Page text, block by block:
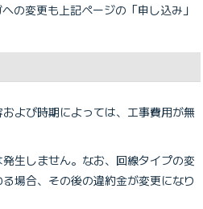
の変更も上記ページの「申し込み」
よび時期によっては、工事費用が無
生しません。なお、回線タイプの変
場合、その後の違約金が変更になり